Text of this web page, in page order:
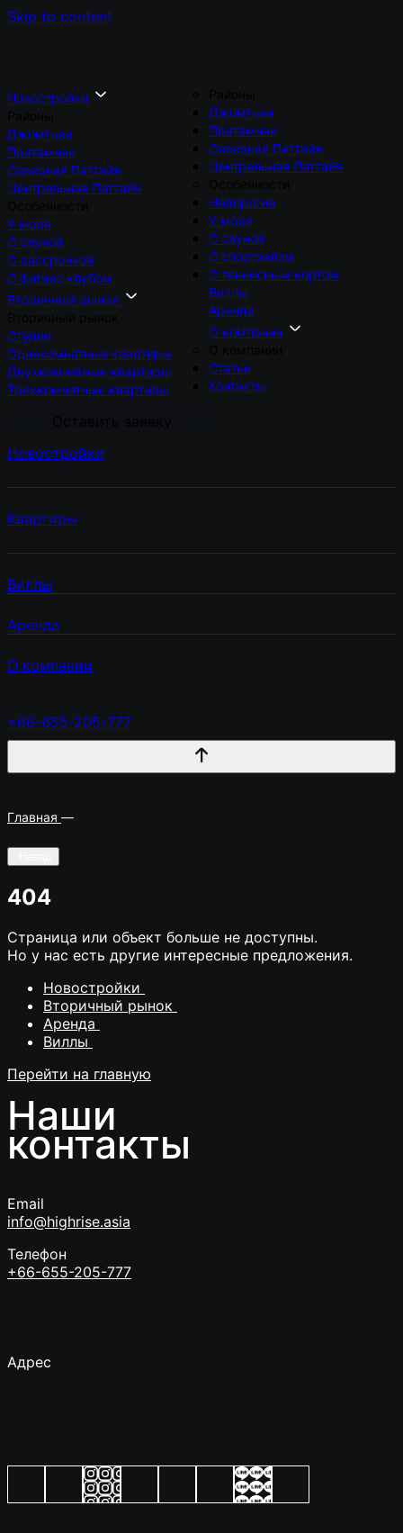
Skip to content
Новостройки
Джомтьен
Пратамнак
Северная Паттайя
Центральная Паттайя
У моря
С сауной
С рассрочкой
С фитнес клубом
Вторичный рынок
Студии
Однокомнатные квартиры
Двухкомнатные квартиры
Трехкомнатные квартиры
Джомтьен
Пратамнак
Северная Паттайя
Центральная Паттайя
Недорогие
У моря
С сауной
С спортзалом
С теннисным кортом
Виллы
Аренда
О компании
Статьи
Контакты
Новостройки
Квартиры
Виллы
Аренда
О компании
+66-655-205-777
Главная —
404
Страница или объект больше не доступны.
Но у нас есть другие интересные предложения.
Новостройки
Вторичный рынок
Аренда
Виллы
Перейти на главную
Наши
контакты
Email
info@highrise.asia
Телефон
+66-655-205-777
Адрес